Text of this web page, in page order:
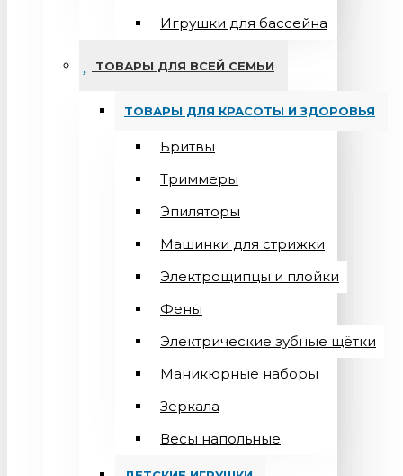
Игрушки для бассейна
ТОВАРЫ ДЛЯ ВСЕЙ СЕМЬИ
ТОВАРЫ ДЛЯ КРАСОТЫ И ЗДОРОВЬЯ
Бритвы
Триммеры
Эпиляторы
Машинки для стрижки
Электрощипцы и плойки
Фены
Электрические зубные щётки
Маникюрные наборы
Зеркала
Весы напольные